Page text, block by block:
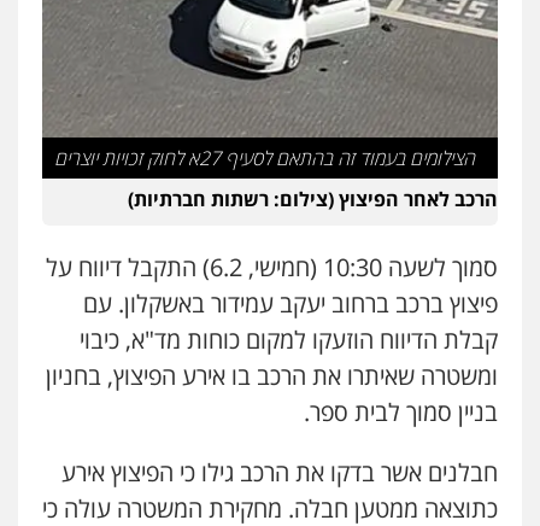
עו"ד אלון ארז
פלילי צבאי סמים אלימות במשפחה צווארון
לבן
0507368203
שחר לדובסקי, עו"ד
פלילי מעצרים וחקירות עבירות המתה עורכי
דין לענייני אסירים
עו"ד איהאב ג'לג'ולי
מעצרים וחקירות עורכי דין לענייני
אסירים
0505216700
פלילי צבאי מעצרים וחקירות
0547342002
הצילומים בעמוד זה בהתאם לסעיף 27א לחוק זכויות יוצרים
הרכב לאחר הפיצוץ (צילום: רשתות חברתיות)
סמוך לשעה 10:30 (חמישי, 6.2) התקבל דיווח על
פיצוץ ברכב ברחוב יעקב עמידור באשקלון. עם
קבלת הדיווח הוזעקו למקום כוחות מד"א, כיבוי
ומשטרה שאיתרו את הרכב בו אירע הפיצוץ, בחניון
בניין סמוך לבית ספר.
חבלנים אשר בדקו את הרכב גילו כי הפיצוץ אירע
כתוצאה ממטען חבלה. מחקירת המשטרה עולה כי
עו"ד שנהב אילון
פלילי פשיעה חמורה חקירות ומעצרים
נוער עורכי דין לענייני אסירים תעבורה
0549475678
עו"ד אורנת קמרון
פלילי תעבורה עורכי דין לענייני אסירים
משפחה נוער
0505417090
שני אלגרבלי – משרד עורכי דין
פלילי עורכי דין לענייני אסירים תעבורה
0507120031
עו"ד אייל אביטל
0544712201